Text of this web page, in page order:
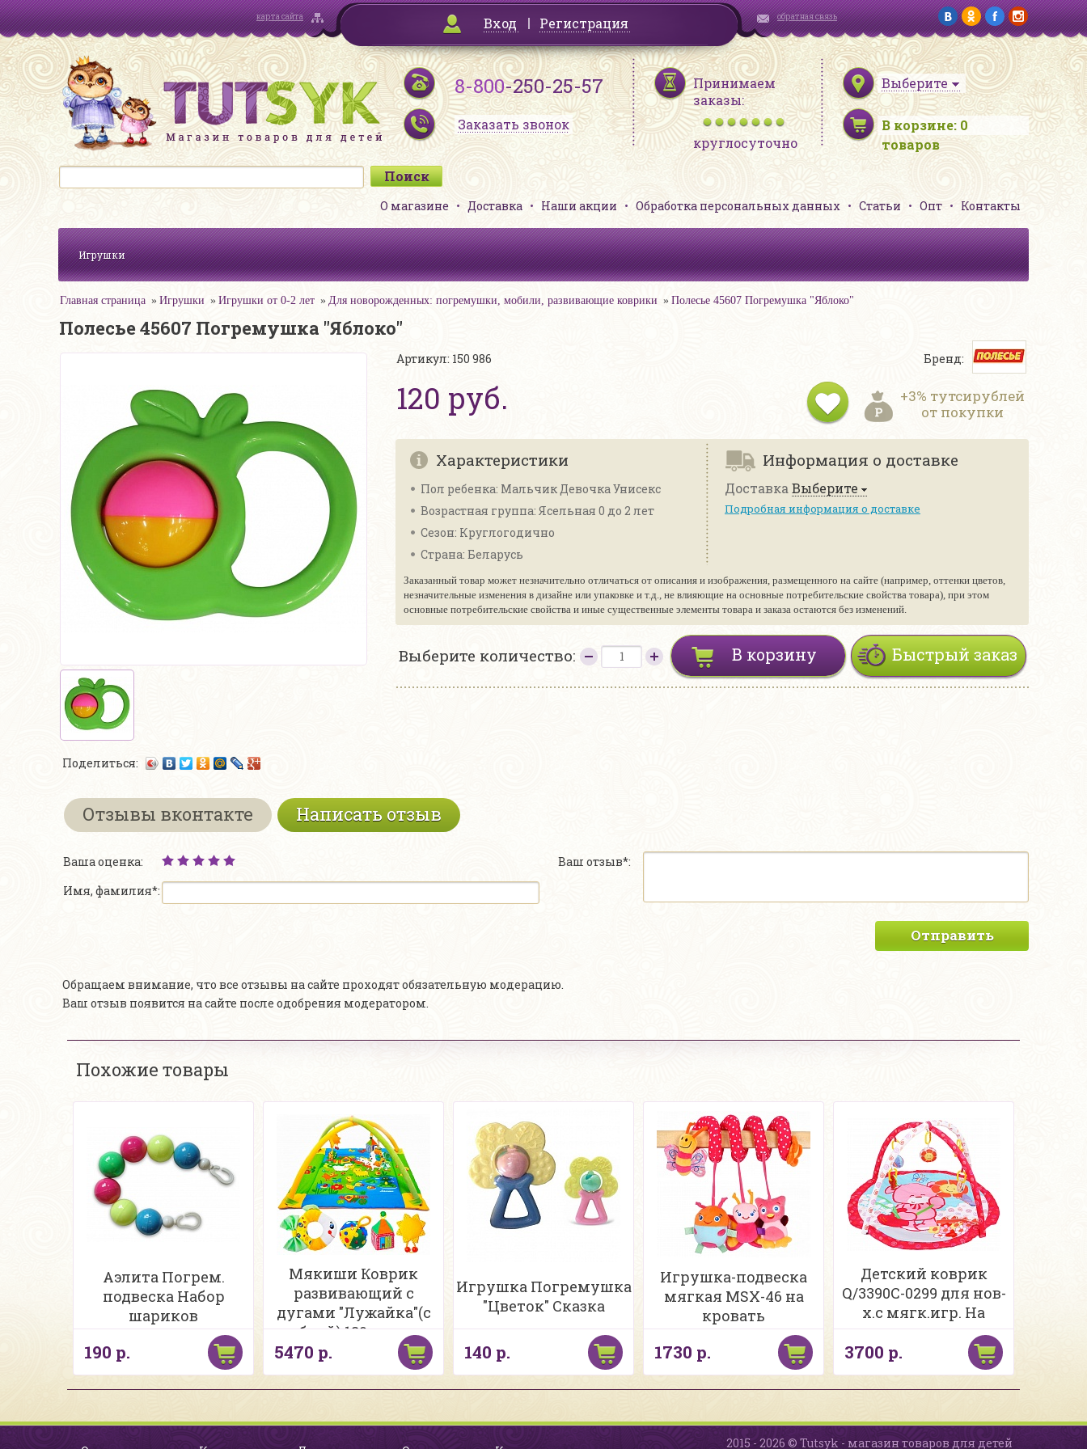
карта сайта Вход Регистрация обратная связь
8-800-250-25-57
Заказать звонок
Принимаем
заказы:
круглосуточно
Выберите
В корзине: 0
товаров
О магазине Доставка Наши акции Обработка персональных данных Статьи Опт Контакты
Игрушки
Главная страница Игрушки Игрушки от 0-2 лет Для новорожденных: погремушки, мобили, развивающие коврики Полесье 45607 Погремушка "Яблоко"
Полесье 45607 Погремушка "Яблоко"
Поделиться:
Артикул: 150 986
120 руб.
Бренд:
+3% тутсирублей
от покупки
Характеристики
Пол ребенка: Мальчик Девочка Унисекс
Возрастная группа: Ясельная 0 до 2 лет
Сезон: Круглогодично
Страна: Беларусь
Информация о доставке
Доставка Выберите
Подробная информация о доставке
Заказанный товар может незначительно отличаться от описания и изображения, размещенного на сайте (например, оттенки цветов,
незначительные изменения в дизайне или упаковке и т.д., не влияющие на основные потребительские свойства товара), при этом
основные потребительские свойства и иные существенные элементы товара и заказа остаются без изменений.
Выберите количество: Быстрый заказ
В корзину
Отзывы вконтакте Написать отзыв
Ваша оценка:
Имя, фамилия*:
Ваш отзыв*:
Отправить
Обращаем внимание, что все отзывы на сайте проходят обязательную модерацию.
Ваш отзыв появится на сайте после одобрения модератором.
Похожие товары
Аэлита Погрем.
подвеска Набор
шариков
190 р.
Мякиши Коврик
развивающий с
дугами "Лужайка"(с
рыбкой) 189 в сумке
5470 р.
Игрушка Погремушка
"Цветок" Сказка
140 р.
Игрушка-подвеска
мягкая MSX-46 на
кровать
1730 р.
Детский коврик
Q/3390C-0299 для нов-
х.c мягк.игр. На
радость малышам в
сумке
3700 р.
2015 - 2026 © Tutsyk - магазин товаров для детей